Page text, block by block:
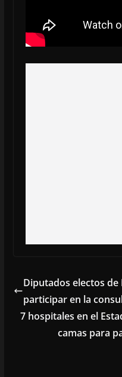
Diputados electos
participar en la
7 hospitales en el
camas para